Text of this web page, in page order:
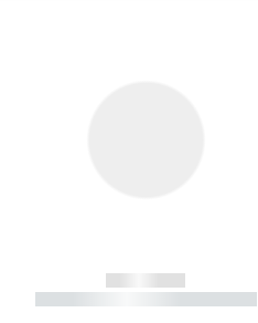
------------
----------- ----------- ----------